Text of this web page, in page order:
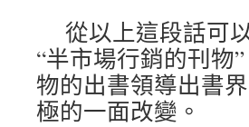
從以上這段話可
“半市場行銷的刊物
物的出書領導出書
極的一面改變。